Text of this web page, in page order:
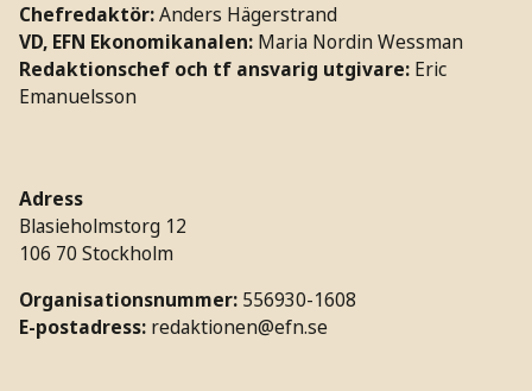
Chefredaktör:Anders Hägerstrand
VD, EFN Ekonomikanalen: Maria Nordin Wessman
Redaktionschef och tf ansvarig utgivare: Eric
Emanuelsson
Adress
Blasieholmstorg 12
106 70 Stockholm
Organisationsnummer: 556930-1608
E-postadress: redaktionen@efn.se